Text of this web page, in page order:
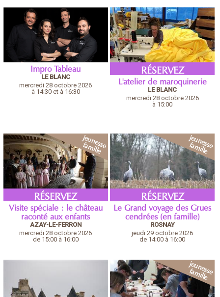
Impro Tableau
LE BLANC
mercredi 28 octobre 2026
à 14:30 et à 16:30
RÉSERVEZ
L'atelier de maroquinerie
LE BLANC
mercredi 28 octobre 2026
à 15:00
RÉSERVEZ
Visite spéciale : le château
raconté aux enfants
AZAY-LE-FERRON
mercredi 28 octobre 2026
de 15:00 à 16:00
RÉSERVEZ
Le Grand voyage des Grues
cendrées (en famille)
ROSNAY
jeudi 29 octobre 2026
de 14:00 à 16:00